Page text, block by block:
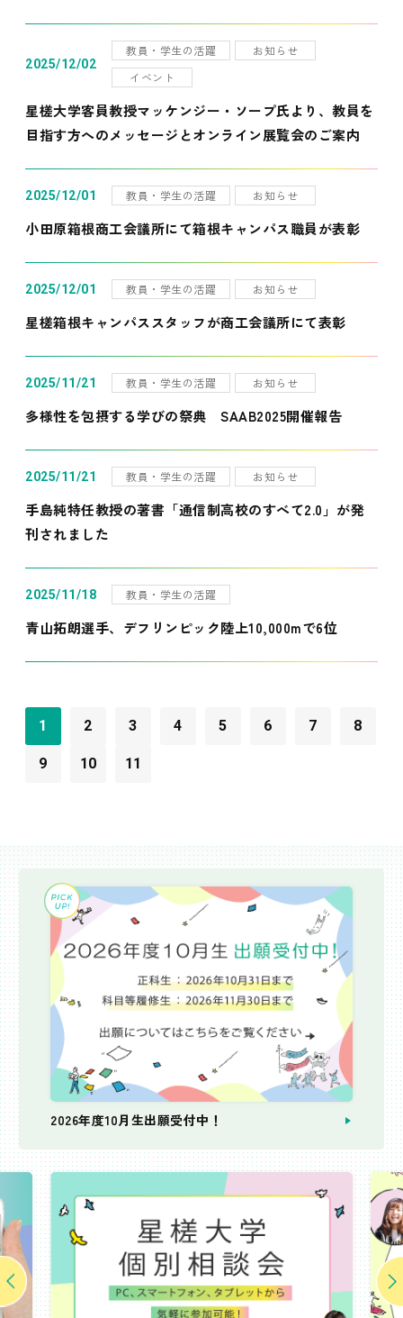
2025/12/02
教員・学生の活躍
お知らせ
イベント
星槎大学客員教授マッケンジー・ソープ氏より、教員を
目指す方へのメッセージとオンライン展覧会のご案内
2025/12/01 教員・学生の活躍 お知らせ
小田原箱根商工会議所にて箱根キャンパス職員が表彰
2025/12/01 教員・学生の活躍 お知らせ
星槎箱根キャンパススタッフが商工会議所にて表彰
2025/11/21 教員・学生の活躍 お知らせ
多様性を包摂する学びの祭典 SAAB2025開催報告
2025/11/21 教員・学生の活躍 お知らせ
手島純特任教授の著書「通信制高校のすべて2.0」が発
刊されました
2025/11/18 教員・学生の活躍
青山拓朗選手、デフリンピック陸上10,000mで6位
1 2 3 4 5 6 7 8
9 10 11
2026年度10月生出願受付中！